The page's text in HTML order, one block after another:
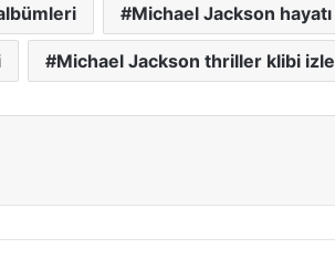
Michael Jackson hayatı
Michael Jackson thriller klibi izle